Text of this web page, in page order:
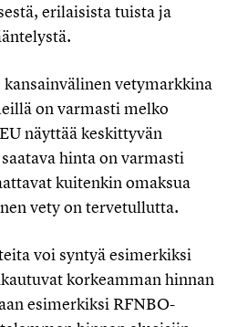
erilaisista tuista ja
kansainvälinen vetymarkkina
on varmasti melko
näyttää keskittyvän
hinta on varmasti
kuitenkin omaksua
vety on tervetullutta.
voi syntyä esimerkiksi
korkeamman hinnan
esimerkiksi RFNBO-